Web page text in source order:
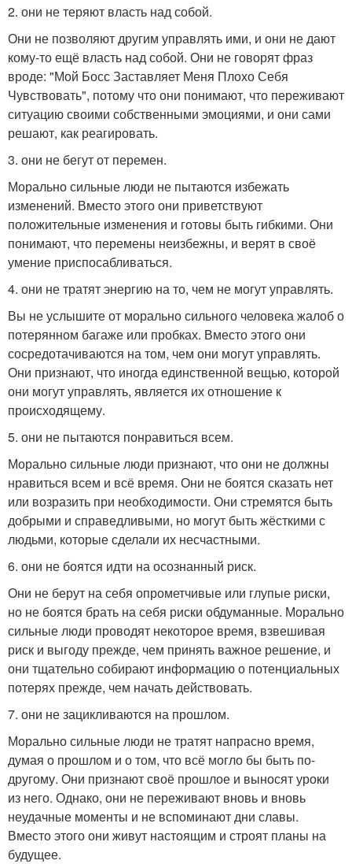
2. они не теряют власть над собой.
Они не позволяют другим управлять ими, и они не дают
кому-то ещё власть над собой. Они не говорят фраз
вроде: "Мой Босс Заставляет Меня Плохо Себя
Чувствовать", потому что они понимают, что переживают
ситуацию своими собственными эмоциями, и они сами
решают, как реагировать.
3. они не бегут от перемен.
Морально сильные люди не пытаются избежать
изменений. Вместо этого они приветствуют
положительные изменения и готовы быть гибкими. Они
понимают, что перемены неизбежны, и верят в своё
умение приспосабливаться.
4. они не тратят энергию на то, чем не могут управлять.
Вы не услышите от морально сильного человека жалоб о
потерянном багаже или пробках. Вместо этого они
сосредотачиваются на том, чем они могут управлять.
Они признают, что иногда единственной вещью, которой
они могут управлять, является их отношение к
происходящему.
5. они не пытаются понравиться всем.
Морально сильные люди признают, что они не должны
нравиться всем и всё время. Они не боятся сказать нет
или возразить при необходимости. Они стремятся быть
добрыми и справедливыми, но могут быть жёсткими с
людьми, которые сделали их несчастными.
6. они не боятся идти на осознанный риск.
Они не берут на себя опрометчивые или глупые риски,
но не боятся брать на себя риски обдуманные. Морально
сильные люди проводят некоторое время, взвешивая
риск и выгоду прежде, чем принять важное решение, и
они тщательно собирают информацию о потенциальных
потерях прежде, чем начать действовать.
7. они не зацикливаются на прошлом.
Морально сильные люди не тратят напрасно время,
думая о прошлом и о том, что всё могло бы быть по-
другому. Они признают своё прошлое и выносят уроки
из него. Однако, они не переживают вновь и вновь
неудачные моменты и не вспоминают дни славы.
Вместо этого они живут настоящим и строят планы на
будущее.